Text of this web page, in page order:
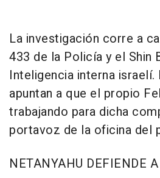
La investigación corre a
433 de la Policía y el Shin
Inteligencia interna israelí.
apuntan a que el propio
trabajando para dicha
portavoz de la oficina del
NETANYAHU DEFIENDE